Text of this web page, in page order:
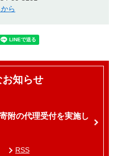
ら
お知らせ
附の代理受付を実施し
RSS